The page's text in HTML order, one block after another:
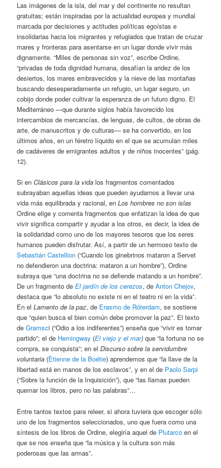
Las imágenes de la isla, del mar y del continente no resultan
gratuitas; están inspiradas por la actualidad europea y mundial
marcada por decisiones y actitudes políticas egoístas e
insolidarias hacia los migrantes y refugiados que tratan de cruzar
mares y fronteras para asentarse en un lugar donde vivir más
dignamente. “Miles de personas sin voz”, escribe Ordine,
“privadas de toda dignidad humana, desafían la aridez de los
desiertos, los mares embravecidos y la nieve de las montañas
buscando desesperadamente un refugio, un lugar seguro, un
cobijo donde poder cultivar la esperanza de un futuro digno. El
Mediterráneo —que durante siglos había favorecido los
intercambios de mercancías, de lenguas, de cultos, de obras de
arte, de manuscritos y de culturas— se ha convertido, en los
últimos años, en un féretro líquido en el que se acumulan miles
de cadáveres de emigrantes adultos y de niños inocentes” (pág.
12).
Si enClásicos para la vida los fragmentos comentados
subrayaban aquellas ideas que pueden ayudarnos a llevar una
vida más equilibrada y racional, enLos hombres no son islas
Ordine elige y comenta fragmentos que enfatizan la idea de que
vivir significa compartir y ayudar a los otros, es decir, la idea de
la solidaridad como uno de los mayores tesoros que los seres
humanos pueden disfrutar. Así, a partir de un hermoso texto de
Sebastián Castellion (“Cuando los ginebrinos mataron a Servet
no defendieron una doctrina: mataron a un hombre”), Ordine
subraya que “una doctrina no se defiende matando a un hombre”.
De un fragmento deEl jardín de los cerezos, deAnton Chejov,
destaca que “lo absoluto no existe ni en el teatro ni en la vida”.
En elLamento de la paz, de Erasmo de Róterdam, se sostiene
que “quien busca el bien común debe promover la paz”. El texto
deGramsci (“Odio a los indiferentes”) enseña que “vivir es tomar
partido”; el de Hemingway (El viejo y el mar) que “la fortuna no se
compra, se conquista”; en elDiscurso sobre la servidumbre
voluntaria (Ètienne de la Boétie) aprendemos que “la llave de la
libertad está en manos de los esclavos”, y en el de Paolo Sarpi
(“Sobre la función de la Inquisición”), que “las llamas pueden
quemar los libros, pero no las palabras”…
Entre tantos textos para releer, si ahora tuviera que escoger sólo
uno de los fragmentos seleccionados, uno que fuera como una
síntesis de los libros de Ordine, elegiría aquel de Plutarco en el
que se nos enseña que “la música y la cultura son más
poderosas que las armas”.